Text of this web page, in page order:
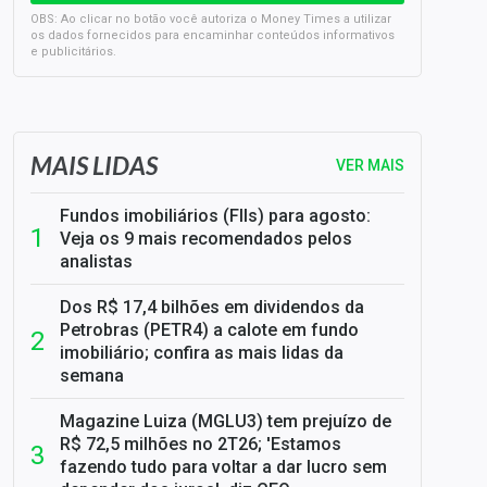
OBS: Ao clicar no botão você autoriza o Money Times a utilizar
os dados fornecidos para encaminhar conteúdos informativos
e publicitários.
SELIC em 14%: A repercussão da decisão sobre os JUROS
MAIS LIDAS VER MAIS
Fundos imobiliários (FIIs) para agosto:
Veja os 9 mais recomendados pelos
analistas
Dos R$ 17,4 bilhões em dividendos da
Petrobras (PETR4) a calote em fundo
imobiliário; confira as mais lidas da
semana
Magazine Luiza (MGLU3) tem prejuízo de
R$ 72,5 milhões no 2T26; 'Estamos
fazendo tudo para voltar a dar lucro sem